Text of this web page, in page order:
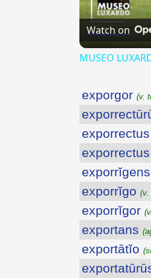
Watch on
MUSEO
exporgor (v.
exporrectus
exporrectus
exporrĭgens
exporrĭgo (v.
exporrĭgor
exportans
exportātĭo